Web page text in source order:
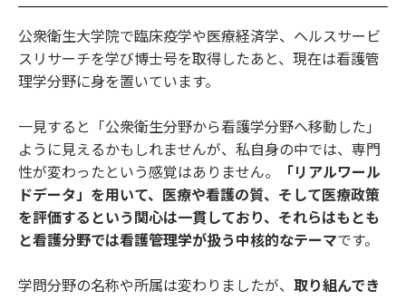
公衆衛生大学院で臨床疫学や医療経済学、ヘルスサービ
スリサーチを学び博士号を取得したあと、現在は看護管
理学分野に身を置いています。
一見すると「公衆衛生分野から看護学分野へ移動した」
ように見えるかもしれませんが、私自身の中では、専門
性が変わったという感覚はありません。
「リアルワール
ドデータ」を用いて、医療や看護の質、そして医療政策
を評価するという関心は一貫しており、それらはもとも
と看護分野では看護管理学が扱う中核的なテーマです。
学問分野の名称や所属は変わりましたが、 取り組んでき